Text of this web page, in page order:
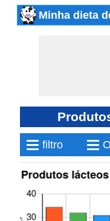
Minha dieta
≡ filtro ≡